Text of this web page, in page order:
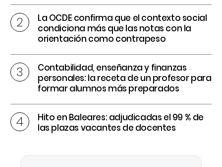
La OCDE confirma que el contexto social
condiciona más que las notas con la
orientación como contrapeso
Contabilidad, enseñanza y finanzas
personales: la receta de un profesor para
formar alumnos más preparados
Hito en Baleares: adjudicadas el 99 % de
las plazas vacantes de docentes